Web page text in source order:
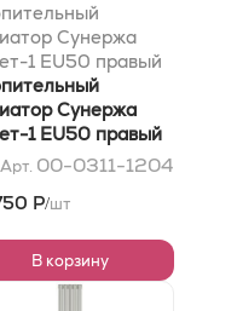
Сунержа
1 EU50 правый
4 секции,
покрытияСунержа
1 EU50 правый
4 секции,
покрытия
Арт. 00-0311-1204
Р/шт
В корзину